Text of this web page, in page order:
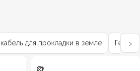
для прокладки в земле ›